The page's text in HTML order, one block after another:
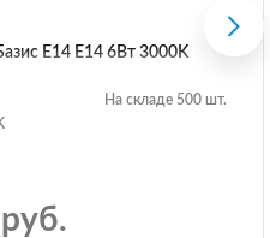
E14 E14 6Вт 3000K
На складе 500 шт.